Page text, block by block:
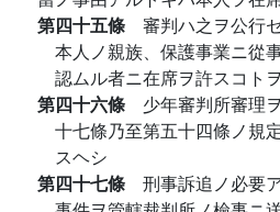
第四十五條 審判ハ之ヲ公行
本人ノ親族、保護事業ニ從
認ムル者ニ在席ヲ許スコト
第四十六條 少年審判所審理
十七條乃至第五十四條ノ規
スヘシ
第四十七條 刑事訴追ノ必要